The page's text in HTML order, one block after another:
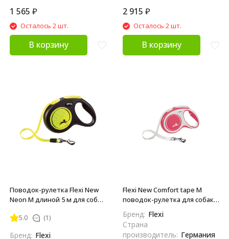
1 565 ₽
Осталось 2 шт.
В корзину
2 915 ₽
Осталось 2 шт.
В корзину
Поводок-рулетка Flexi New
Neon M длиной 5 м для собак
5.0 (1)
Бренд: Flexi
Flexi New Comfort tape M
поводок-рулетка для собак,
красная 5 м, до 25 кг
Бренд: Flexi
Страна
производитель: Германия